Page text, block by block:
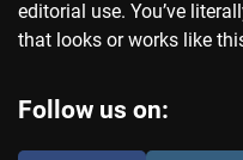
editorial use. You’ve
that looks or works like
Follow us on: